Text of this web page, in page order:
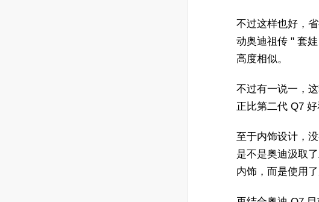
不过这样也好，
动奥迪祖传 " 套
高度相似。
不过有一说一，
正比第二代 Q7 好
至于内饰设计，
是不是奥迪汲取
内饰，而是使用